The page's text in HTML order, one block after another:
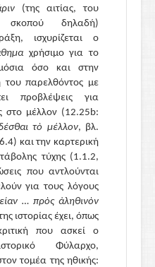
(της αιτίας, του
δηλαδή)
ισχυρίζεται ο
χρήσιμο για το
όσο και στην
του παρελθόντος με
προβλέψεις για
στο μέλλον (12.25b:
τὸ μέλλον, βλ.
και την καρτερική
τύχης (1.1.2,
που αντλούνται
για τους λόγους
… πρὸς ἀληθινὸν
ιστορίας έχει, όπως
που ασκεί ο
Φύλαρχο,
τομέα της ηθικής: